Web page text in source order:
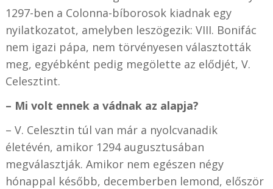
1297-ben a Colonna-bíborosok kiadnak egy
nyilatkozatot, amelyben leszögezik: VIII. Bonifác
nem igazi pápa, nem törvényesen választották
meg, egyébként pedig megölette az elődjét, V.
Celesztint.
– Mi volt ennek a vádnak az alapja?
– V. Celesztin túl van már a nyolcvanadik
életévén, amikor 1294 augusztusában
megválasztják. Amikor nem egészen négy
hónappal később, decemberben lemond, először